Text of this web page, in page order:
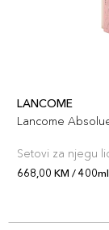
LANCOME
Lancome
Setovi za njegu
668,00 KM / 400ml